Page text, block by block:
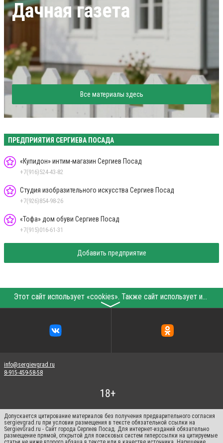
Дачная газета
Все материалы здесь
ПРЕДПРИЯТИЯ СЕРГИЕВА ПОСАДА
«Купидон» интим-магазин Сергиев Посад
+7(916)524-43-82
Студия изобразительного искусства Сергиев Посад
+7(926)854-98-26
«Тофа» дом обуви Сергиев Посад
+7(915)016-61-31
Добавить предприятие
Этот сайт использует «cookies». Также сайт использует интернет-сервис для сбора технических данных касательно посетителей с целью получения маркетинговой и статистической информации. Условия обработки данных посетителей сайта см.
〉
info@sergievgrad.ru
8-915-459-58-58
Допускается цитирование материалов без получения предварительного согласия
sergievgrad.ru при условии размещения в тексте обязательной ссылки на
SergievGrad.ru - Сайт города Сергиев Посад. Для интернет-изданий обязательно
размещение прямой, открытой для поисковых систем гиперссылки на цитируемые